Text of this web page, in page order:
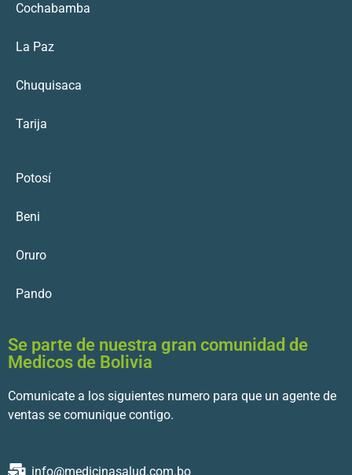
Cochabamba
La Paz
Chuquisaca
Tarija
Potosí
Beni
Oruro
Pando
Se parte de nuestra gran comunidad de
Medicos de Bolivia
Comunicate a los siguientes numero para que un agente de
ventas se comunique contigo.
info@medicinasalud.com.bo